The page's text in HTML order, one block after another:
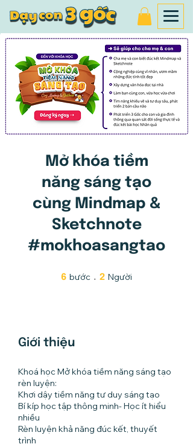
Mở khóa tiềm
năng sáng tạo
cùng Mindmap &
Sketchnote
#mokhoasangtao
6 bước 6 bước
2 Người
Giới thiệu
Khoá học Mở khóa tiềm năng sáng tạo
rèn luyện:
Khơi dậy tiềm năng tư duy sáng tạo
Bí kíp học tập thông minh- Học ít hiểu
nhiều
Rèn luyện khả năng đúc kết, thuyết
trình